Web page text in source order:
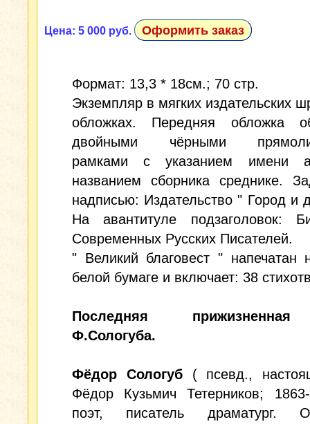
Цена: 5 000 руб. Оформить заказ
Формат: 13,3 * 18см.; 70 стр.
Экземпляр в мягких издательских
обложках. Передняя обложка
двойными чёрными
рамками с указанием имени
названием сборника среднике.
надписью: Издательство " Город и
На авантитуле подзаголовок:
Современных Русских Писателей.
" Великий благовест " напечатан
белой бумаге и включает: 38
Последняя
Ф.Сологуба.
Фёдор Сологуб( псевд.,
Фёдор Кузьмич Тетерников;
поэт, писатель драматург.